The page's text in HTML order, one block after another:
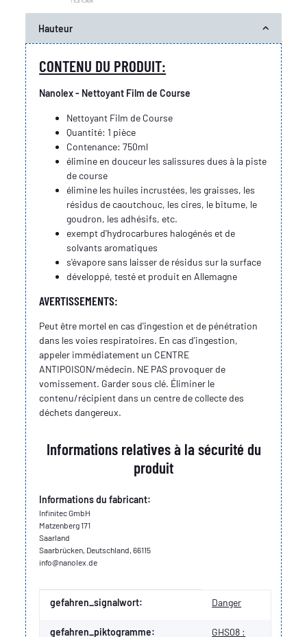
Hauteur
CONTENU DU PRODUIT:
Nanolex - Nettoyant Film de Course
Nettoyant Film de Course
Quantité: 1 pièce
Contenance: 750ml
élimine en douceur les salissures dues à la piste
de course
élimine les huiles incrustées, les graisses, les
résidus de caoutchouc, les cires, le bitume, le
goudron, les adhésifs, etc.
exempt d'hydrocarbures halogénés et de
solvants aromatiques
s'évapore sans laisser de résidus sur la surface
développé, testé et produit en Allemagne
AVERTISSEMENTS:
Peut être mortel en cas d'ingestion et de pénétration
dans les voies respiratoires. En cas d'ingestion,
appeler immédiatement un CENTRE
ANTIPOISON/médecin. NE PAS provoquer de
vomissement. Garder sous clé. Éliminer le
contenu/récipient dans un centre de collecte des
déchets dangereux.
Informations relatives à la sécurité du
produit
Informations du fabricant:
Infinitec GmbH
Matzenberg 171
Saarland
Saarbrücken, Deutschland, 66115
info@nanolex.de
Valeur
Fabricant
gefahren_signalwort: Danger
gefahren_piktogramme: GHS08 :